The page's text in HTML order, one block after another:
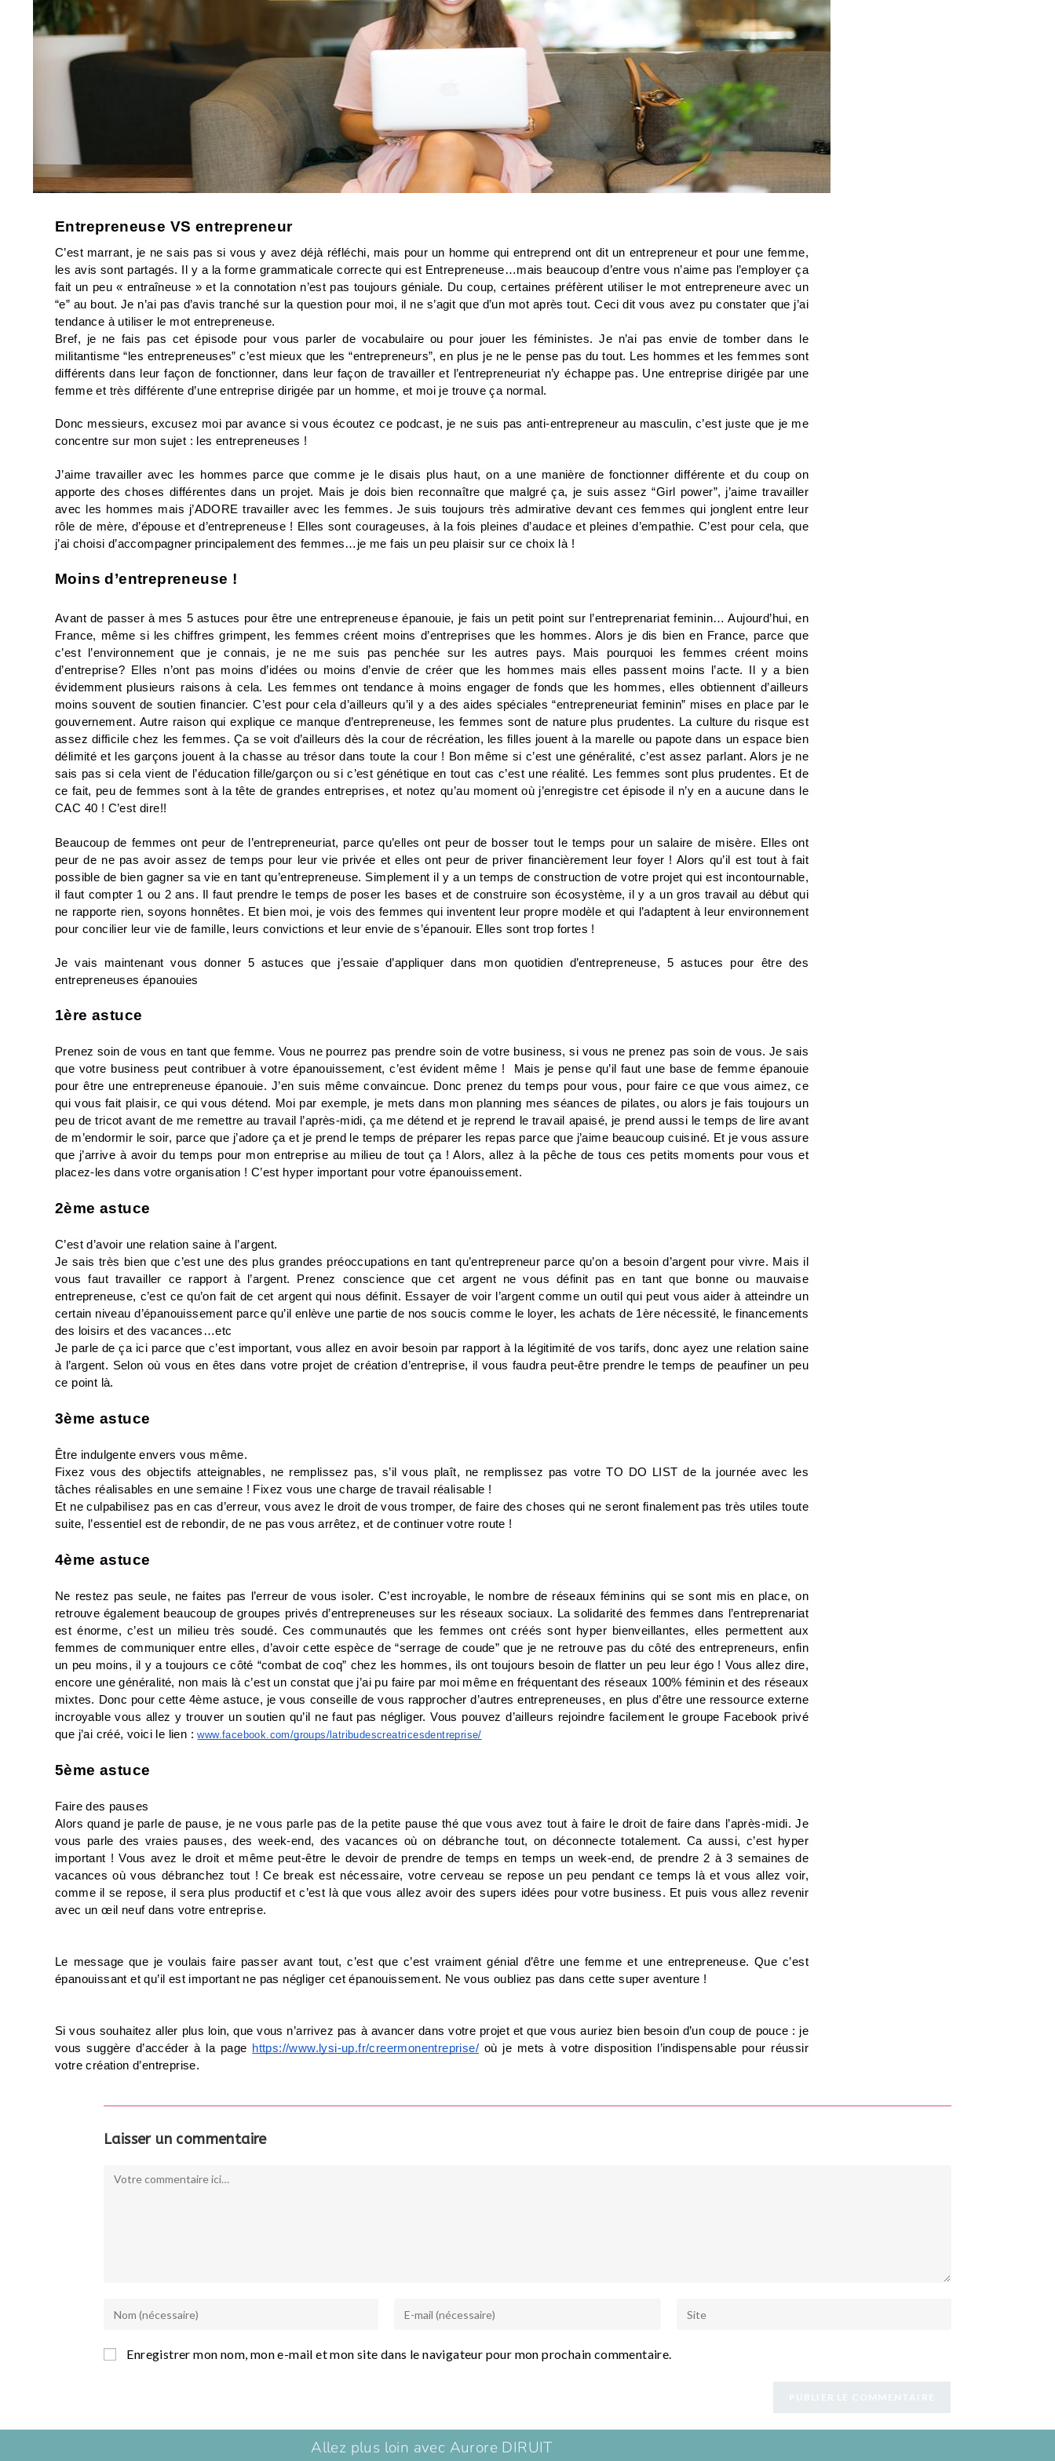
Entrepreneuse VS entrepreneur
C’est marrant, je ne sais pas si vous y avez déjà réfléchi, mais pour un homme qui entreprend ont dit un entrepreneur et pour une femme,
les avis sont partagés. Il y a la forme grammaticale correcte qui est Entrepreneuse…mais beaucoup d’entre vous n’aime pas l’employer ça
fait un peu « entraîneuse » et la connotation n’est pas toujours géniale. Du coup, certaines préfèrent utiliser le mot entrepreneure avec un
“e” au bout. Je n’ai pas d’avis tranché sur la question pour moi, il ne s’agit que d’un mot après tout. Ceci dit vous avez pu constater que j’ai
tendance à utiliser le mot entrepreneuse.
Bref, je ne fais pas cet épisode pour vous parler de vocabulaire ou pour jouer les féministes. Je n’ai pas envie de tomber dans le
militantisme “les entrepreneuses” c’est mieux que les “entrepreneurs”, en plus je ne le pense pas du tout. Les hommes et les femmes sont
différents dans leur façon de fonctionner, dans leur façon de travailler et l’entrepreneuriat n’y échappe pas. Une entreprise dirigée par une
femme et très différente d’une entreprise dirigée par un homme, et moi je trouve ça normal.
Donc messieurs, excusez moi par avance si vous écoutez ce podcast, je ne suis pas anti-entrepreneur au masculin, c’est juste que je me
concentre sur mon sujet : les entrepreneuses !
J’aime travailler avec les hommes parce que comme je le disais plus haut, on a une manière de fonctionner différente et du coup on
apporte des choses différentes dans un projet. Mais je dois bien reconnaître que malgré ça, je suis assez “Girl power”, j’aime travailler
avec les hommes mais j’ADORE travailler avec les femmes. Je suis toujours très admirative devant ces femmes qui jonglent entre leur
rôle de mère, d’épouse et d’entrepreneuse ! Elles sont courageuses, à la fois pleines d’audace et pleines d’empathie. C’est pour cela, que
j’ai choisi d’accompagner principalement des femmes…je me fais un peu plaisir sur ce choix là !
Moins d’entrepreneuse !
Avant de passer à mes 5 astuces pour être une entrepreneuse épanouie, je fais un petit point sur l’entreprenariat feminin… Aujourd’hui, en
France, même si les chiffres grimpent, les femmes créent moins d’entreprises que les hommes. Alors je dis bien en France, parce que
c’est l’environnement que je connais, je ne me suis pas penchée sur les autres pays. Mais pourquoi les femmes créent moins
d’entreprise? Elles n’ont pas moins d’idées ou moins d’envie de créer que les hommes mais elles passent moins l’acte. Il y a bien
évidemment plusieurs raisons à cela. Les femmes ont tendance à moins engager de fonds que les hommes, elles obtiennent d’ailleurs
moins souvent de soutien financier. C’est pour cela d’ailleurs qu’il y a des aides spéciales “entrepreneuriat feminin” mises en place par le
gouvernement. Autre raison qui explique ce manque d’entrepreneuse, les femmes sont de nature plus prudentes. La culture du risque est
assez difficile chez les femmes. Ça se voit d’ailleurs dès la cour de récréation, les filles jouent à la marelle ou papote dans un espace bien
délimité et les garçons jouent à la chasse au trésor dans toute la cour ! Bon même si c’est une généralité, c’est assez parlant. Alors je ne
sais pas si cela vient de l’éducation fille/garçon ou si c’est génétique en tout cas c’est une réalité. Les femmes sont plus prudentes. Et de
ce fait, peu de femmes sont à la tête de grandes entreprises, et notez qu’au moment où j’enregistre cet épisode il n’y en a aucune dans le
CAC 40 ! C’est dire!!
Beaucoup de femmes ont peur de l’entrepreneuriat, parce qu’elles ont peur de bosser tout le temps pour un salaire de misère. Elles ont
peur de ne pas avoir assez de temps pour leur vie privée et elles ont peur de priver financièrement leur foyer ! Alors qu’il est tout à fait
possible de bien gagner sa vie en tant qu’entrepreneuse. Simplement il y a un temps de construction de votre projet qui est incontournable,
il faut compter 1 ou 2 ans. Il faut prendre le temps de poser les bases et de construire son écosystème, il y a un gros travail au début qui
ne rapporte rien, soyons honnêtes. Et bien moi, je vois des femmes qui inventent leur propre modèle et qui l’adaptent à leur environnement
pour concilier leur vie de famille, leurs convictions et leur envie de s’épanouir. Elles sont trop fortes !
Je vais maintenant vous donner 5 astuces que j’essaie d’appliquer dans mon quotidien d’entrepreneuse, 5 astuces pour être des
entrepreneuses épanouies
1ère astuce
Prenez soin de vous en tant que femme. Vous ne pourrez pas prendre soin de votre business, si vous ne prenez pas soin de vous. Je sais
que votre business peut contribuer à votre épanouissement, c’est évident même !  Mais je pense qu’il faut une base de femme épanouie
pour être une entrepreneuse épanouie. J’en suis même convaincue. Donc prenez du temps pour vous, pour faire ce que vous aimez, ce
qui vous fait plaisir, ce qui vous détend. Moi par exemple, je mets dans mon planning mes séances de pilates, ou alors je fais toujours un
peu de tricot avant de me remettre au travail l’après-midi, ça me détend et je reprend le travail apaisé, je prend aussi le temps de lire avant
de m’endormir le soir, parce que j’adore ça et je prend le temps de préparer les repas parce que j’aime beaucoup cuisiné. Et je vous assure
que j’arrive à avoir du temps pour mon entreprise au milieu de tout ça ! Alors, allez à la pêche de tous ces petits moments pour vous et
placez-les dans votre organisation ! C’est hyper important pour votre épanouissement.
2ème astuce
C’est d’avoir une relation saine à l’argent.
Je sais très bien que c’est une des plus grandes préoccupations en tant qu’entrepreneur parce qu’on a besoin d’argent pour vivre. Mais il
vous faut travailler ce rapport à l’argent. Prenez conscience que cet argent ne vous définit pas en tant que bonne ou mauvaise
entrepreneuse, c’est ce qu’on fait de cet argent qui nous définit. Essayer de voir l’argent comme un outil qui peut vous aider à atteindre un
certain niveau d’épanouissement parce qu’il enlève une partie de nos soucis comme le loyer, les achats de 1ère nécessité, le financements
des loisirs et des vacances…etc
Je parle de ça ici parce que c’est important, vous allez en avoir besoin par rapport à la légitimité de vos tarifs, donc ayez une relation saine
à l’argent. Selon où vous en êtes dans votre projet de création d’entreprise, il vous faudra peut-être prendre le temps de peaufiner un peu
ce point là.
3ème astuce
Être indulgente envers vous même.
Fixez vous des objectifs atteignables, ne remplissez pas, s’il vous plaît, ne remplissez pas votre TO DO LIST de la journée avec les
tâches réalisables en une semaine ! Fixez vous une charge de travail réalisable !
Et ne culpabilisez pas en cas d’erreur, vous avez le droit de vous tromper, de faire des choses qui ne seront finalement pas très utiles toute
suite, l’essentiel est de rebondir, de ne pas vous arrêtez, et de continuer votre route !
4ème astuce
Ne restez pas seule, ne faites pas l’erreur de vous isoler. C’est incroyable, le nombre de réseaux féminins qui se sont mis en place, on
retrouve également beaucoup de groupes privés d’entrepreneuses sur les réseaux sociaux. La solidarité des femmes dans l’entreprenariat
est énorme, c’est un milieu très soudé. Ces communautés que les femmes ont créés sont hyper bienveillantes, elles permettent aux
femmes de communiquer entre elles, d’avoir cette espèce de “serrage de coude” que je ne retrouve pas du côté des entrepreneurs, enfin
un peu moins, il y a toujours ce côté “combat de coq” chez les hommes, ils ont toujours besoin de flatter un peu leur égo ! Vous allez dire,
encore une généralité, non mais là c’est un constat que j’ai pu faire par moi même en fréquentant des réseaux 100% féminin et des réseaux
mixtes. Donc pour cette 4ème astuce, je vous conseille de vous rapprocher d’autres entrepreneuses, en plus d’être une ressource externe
incroyable vous allez y trouver un soutien qu’il ne faut pas négliger. Vous pouvez d’ailleurs rejoindre facilement le groupe Facebook privé
que j’ai créé, voici le lien : www.facebook.com/groups/latribudescreatricesdentreprise/
5ème astuce
Faire des pauses
Alors quand je parle de pause, je ne vous parle pas de la petite pause thé que vous avez tout à faire le droit de faire dans l’après-midi. Je
vous parle des vraies pauses, des week-end, des vacances où on débranche tout, on déconnecte totalement. Ca aussi, c’est hyper
important ! Vous avez le droit et même peut-être le devoir de prendre de temps en temps un week-end, de prendre 2 à 3 semaines de
vacances où vous débranchez tout ! Ce break est nécessaire, votre cerveau se repose un peu pendant ce temps là et vous allez voir,
comme il se repose, il sera plus productif et c’est là que vous allez avoir des supers idées pour votre business. Et puis vous allez revenir
avec un œil neuf dans votre entreprise.
Le message que je voulais faire passer avant tout, c’est que c’est vraiment génial d’être une femme et une entrepreneuse. Que c’est
épanouissant et qu’il est important ne pas négliger cet épanouissement. Ne vous oubliez pas dans cette super aventure !
Si vous souhaitez aller plus loin, que vous n’arrivez pas à avancer dans votre projet et que vous auriez bien besoin d’un coup de pouce : je
vous suggère d’accéder à la page https://www.lysi-up.fr/creermonentreprise/ où je mets à votre disposition l’indispensable pour réussir
votre création d’entreprise.
Laisser un commentaire
Enregistrer mon nom, mon e-mail et mon site dans le navigateur pour mon prochain commentaire.
Allez plus loin avec Aurore DIRUIT